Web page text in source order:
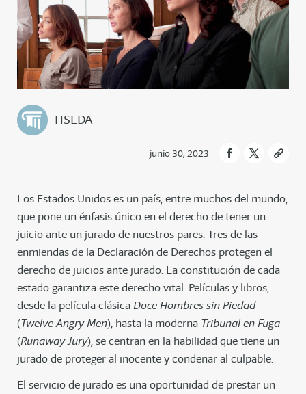
HSLDA
junio 30, 2023
Los Estados Unidos es un país, entre muchos del mundo,
que pone un énfasis único en el derecho de tener un
juicio ante un jurado de nuestros pares. Tres de las
enmiendas de la Declaración de Derechos protegen el
derecho de juicios ante jurado. La constitución de cada
estado garantiza este derecho vital. Películas y libros,
desde la película clásicaDoce Hombres sin Piedad
(Twelve Angry Men), hasta la moderna Tribunal en Fuga
(Runaway Jury), se centran en la habilidad que tiene un
jurado de proteger al inocente y condenar al culpable.
El servicio de jurado es una oportunidad de prestar un